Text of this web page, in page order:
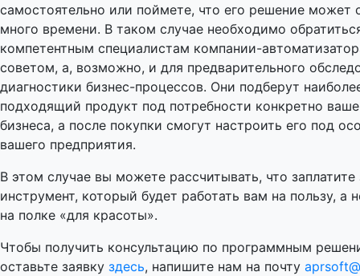
самостоятельно или поймете, что его решение может
много времени. В таком случае необходимо
компетентным специалистам компании-
советом, а, возможно, и для предварительного
диагностики бизнес-процессов. Они подберут
подходящий продукт под потребности конкретно
бизнеса, а после покупки смогут настроить его под
вашего предприятия.
В этом случае вы можете рассчитывать, что заплатите
инструмент, который будет работать вам на пользу, а
на полке «для красоты».
Чтобы получить консультацию по программным
оставьте заявку здесь, напишите нам на почту